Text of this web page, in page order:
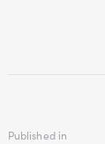
Published in